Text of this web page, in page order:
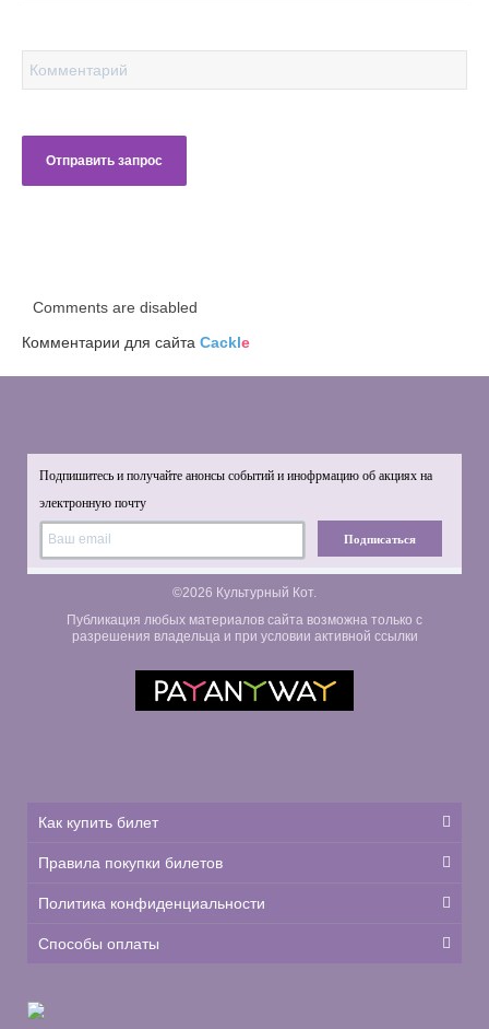
Comments are disabled
Комментарии для сайта Cackle
Подпишитесь и получайте анонсы событий и инофрмацию об акциях на
электронную почту
Подписаться
©2026 Культурный Кот.
Публикация любых материалов сайта возможна только с
разрешения владельца и при условии активной ссылки
Как купить билет
Правила покупки билетов
Политика конфиденциальности
Способы оплаты